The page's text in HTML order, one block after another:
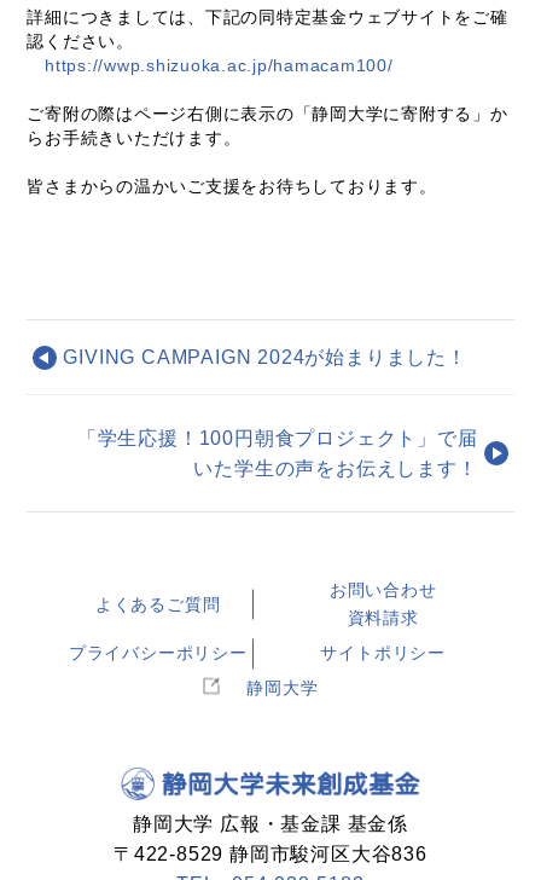
詳細につきましては、下記の同特定基金ウェブサイトをご確
認ください。
https://wwp.shizuoka.ac.jp/hamacam100/
ご寄附の際はページ右側に表示の「静岡大学に寄附する」か
らお手続きいただけます。
皆さまからの温かいご支援をお待ちしております。
GIVING CAMPAIGN 2024が始まりました！
「学生応援！100円朝食プロジェクト」で届
いた学生の声をお伝えします！
よくあるご質問
お問い合わせ
資料請求
プライバシーポリシー
サイトポリシー
静岡大学
静岡大学 広報・基金課 基金係
〒422-8529 静岡市駿河区大谷836